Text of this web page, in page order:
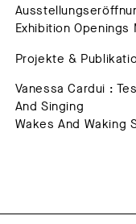
Exhibition Openings
Projekte &
Vanessa Cardui :
And Singing
Wakes And Waking